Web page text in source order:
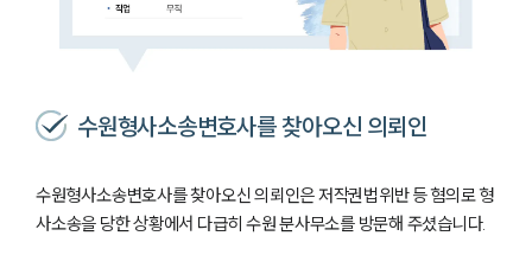
수원형사소송변호사를 찾아오신 의뢰인
수원형사소송변호사를 찾아오신 의뢰인은 저작권법위반 등 혐의로 형
사소송을 당한 상황에서 다급히 수원 분사무소를 방문해 주셨습니다.